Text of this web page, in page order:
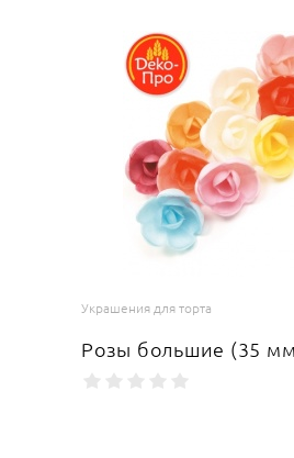
Украшения для торта
Розы большие (35